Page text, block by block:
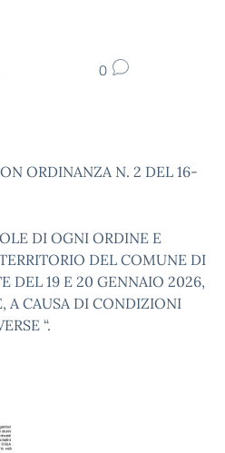
0
ORDINANZA N. 2 DEL 16-
DI OGNI ORDINE E
DEL COMUNE DI
DEL 19 E 20 GENNAIO 2026,
A CAUSA DI CONDIZIONI
“.